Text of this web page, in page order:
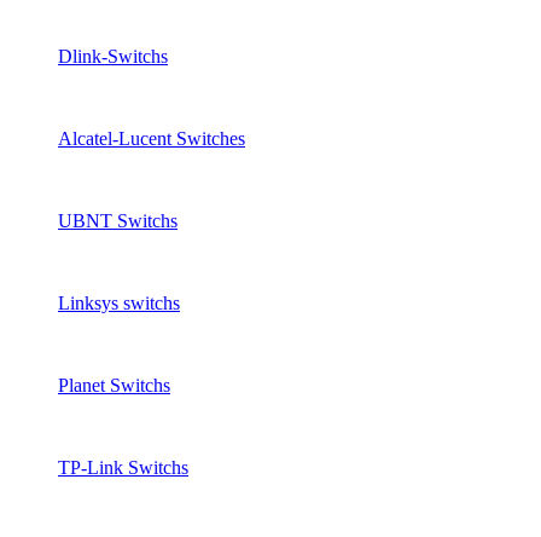
Dlink-Switchs
Alcatel-Lucent Switches
UBNT Switchs
Linksys switchs
Planet Switchs
TP-Link Switchs